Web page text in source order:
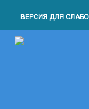
ВЕРСИЯ ДЛЯ